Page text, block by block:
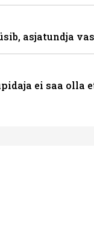
asjatundja
ei saa olla